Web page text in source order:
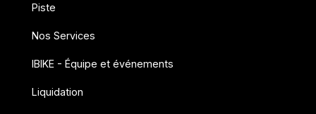
Piste
Nos Services
IBIKE - Équipe et événements
Liquidation